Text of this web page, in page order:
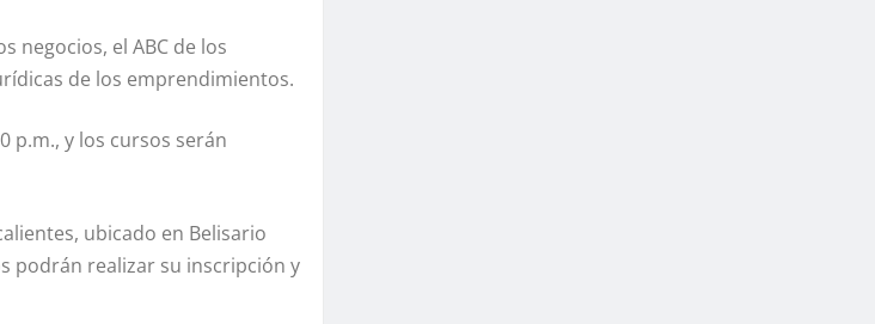
negocios, el ABC de los
de los emprendimientos.
p.m., y los cursos serán
ubicado en Belisario
podrán realizar su inscripción y